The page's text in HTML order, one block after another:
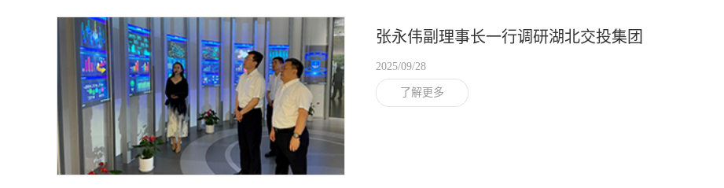
张永伟副理事长一行调研湖北交投集团
2025/09/28
了解更多